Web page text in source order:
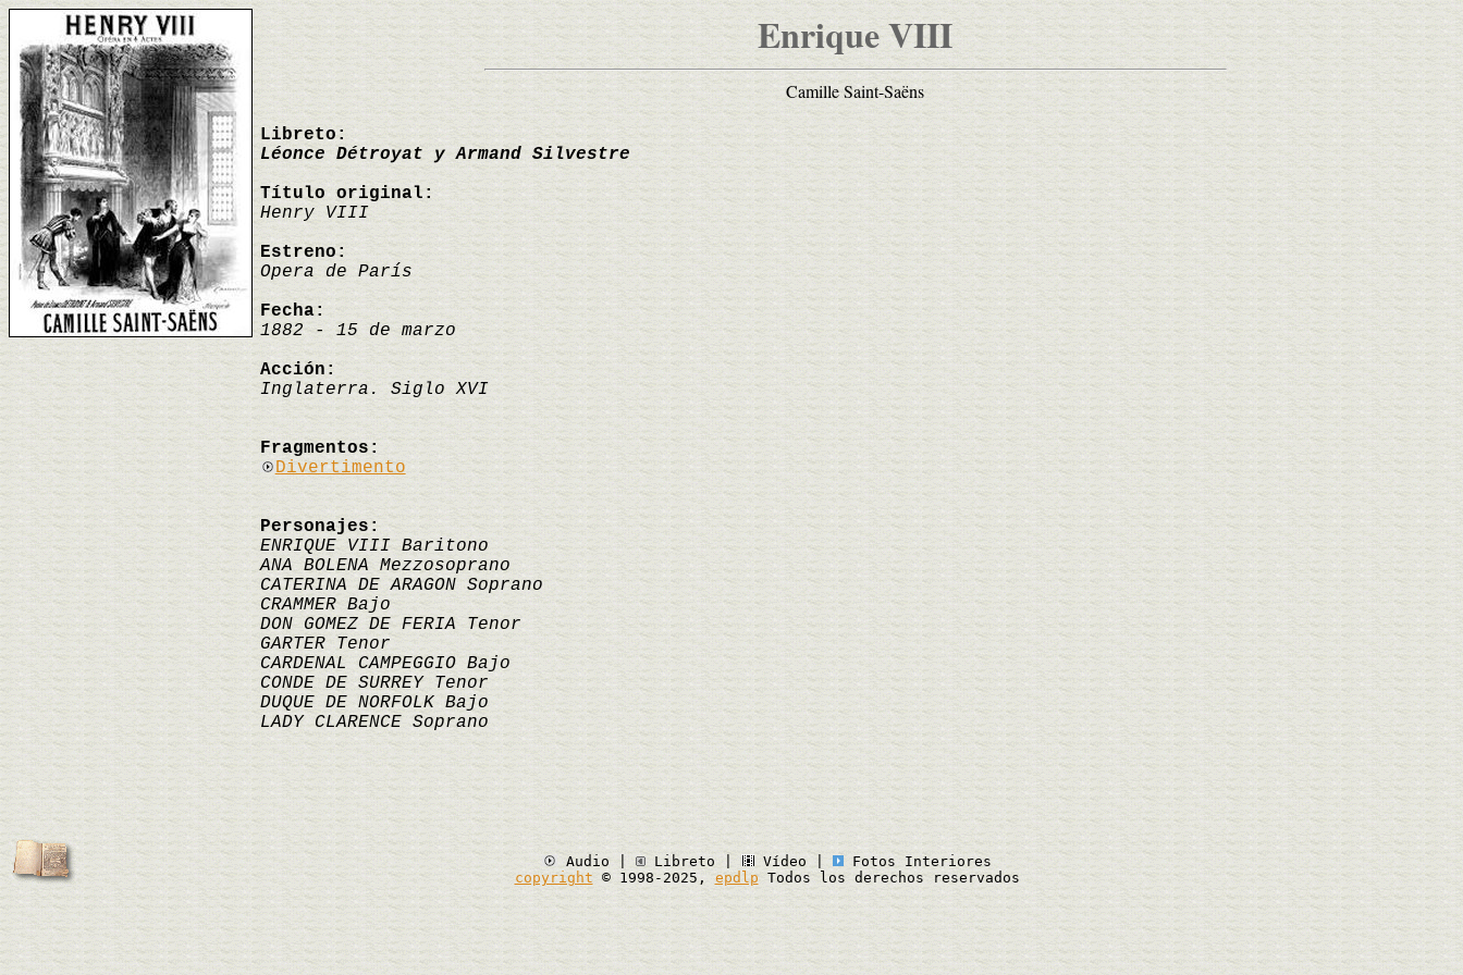
Enrique VIII
Camille Saint-Saëns
Libreto:
Léonce Détroyat y Armand Silvestre
Título original:
Henry VIII
Estreno:
Opera de París
Fecha:
1882 - 15 de marzo
Acción:
Inglaterra. Siglo XVI
Fragmentos:
Divertimento
Personajes:
ENRIQUE VIII Baritono
ANA BOLENA Mezzosoprano
CATERINA DE ARAGON Soprano
CRAMMER Bajo
DON GOMEZ DE FERIA Tenor
GARTER Tenor
CARDENAL CAMPEGGIO Bajo
CONDE DE SURREY Tenor
DUQUE DE NORFOLK Bajo
LADY CLARENCE Soprano
Audio | Libreto | Vídeo |
Fotos Interiores
copyright © 1998-2025,epdlp Todos los derechos reservados